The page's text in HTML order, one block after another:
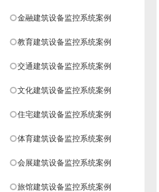
绿色医疗的“智慧大脑”：
重庆德易安科技发展有限
筑牢公共卫生防线，守护
金融建筑设备监控系统案例
教育建筑设备监控系统案例
交通建筑设备监控系统案例
文化建筑设备监控系统案例
住宅建筑设备监控系统案例
体育建筑设备监控系统案例
会展建筑设备监控系统案例
旅馆建筑设备监控系统案例